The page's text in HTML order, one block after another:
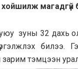
магадгүй
зуны 32 дахь
билээ.
тэмцээн